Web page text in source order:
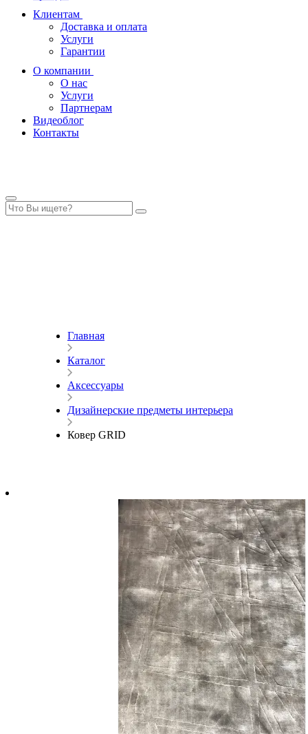
Клиентам
Доставка и оплата
Услуги
Гарантии
О компании
О нас
Услуги
Партнерам
Видеоблог
Контакты
Главная
Каталог
Аксессуары
Дизайнерские предметы интерьера
Ковер GRID